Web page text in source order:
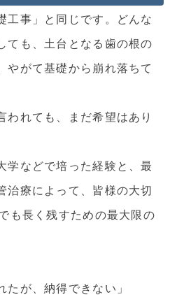
工事」と同じです。どんな
ても、土台となる歯の根の
やがて基礎から崩れ落ちて
われても、まだ希望はあり
学などで培った経験と、最
治療によって、皆様の大切
も長く残すための最大限の
たが、納得できない」